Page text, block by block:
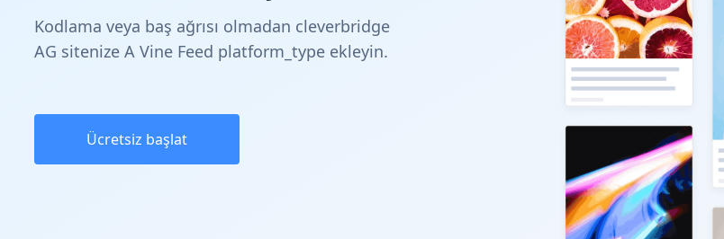
Kodlama veya baş ağrısı olmadan cleverbridge
AG sitenize A Vine Feed platform_type ekleyin.
Ücretsiz başlat